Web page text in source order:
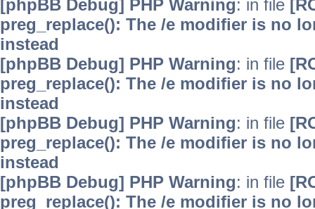
[phpBB Debug] PHP Warning: in file
preg_replace(): The /e modifier is no
instead
[phpBB Debug] PHP Warning: in file
preg_replace(): The /e modifier is no
instead
[phpBB Debug] PHP Warning: in file
preg_replace(): The /e modifier is no
instead
[phpBB Debug] PHP Warning: in file
preg_replace(): The /e modifier is no